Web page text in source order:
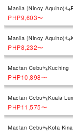
Manila (Ninoy Aquino)
PHP9,603〜
Manila (Ninoy Aquino)
PHP8,232〜
Mactan Cebu Kuching
PHP10,898〜
Mactan Cebu Kuala
PHP11,575〜
Mactan Cebu Kota